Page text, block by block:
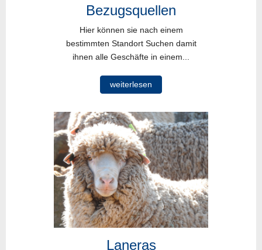
Bezugsquellen
Hier können sie nach einem
bestimmten Standort Suchen damit
ihnen alle Geschäfte in einem...
weiterlesen
Laneras